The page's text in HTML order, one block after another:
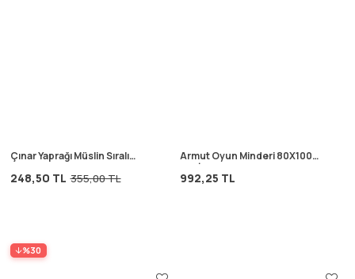
Çınar Yaprağı Müslin Sıralı
248,50 TL 355,00 TL
%30
Armut Oyun Minderi 80X100
Cm İndigo Mavi
992,25 TL